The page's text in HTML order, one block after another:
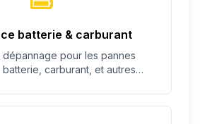
batterie & carburant
pour les pannes
batterie, carburant, et autres